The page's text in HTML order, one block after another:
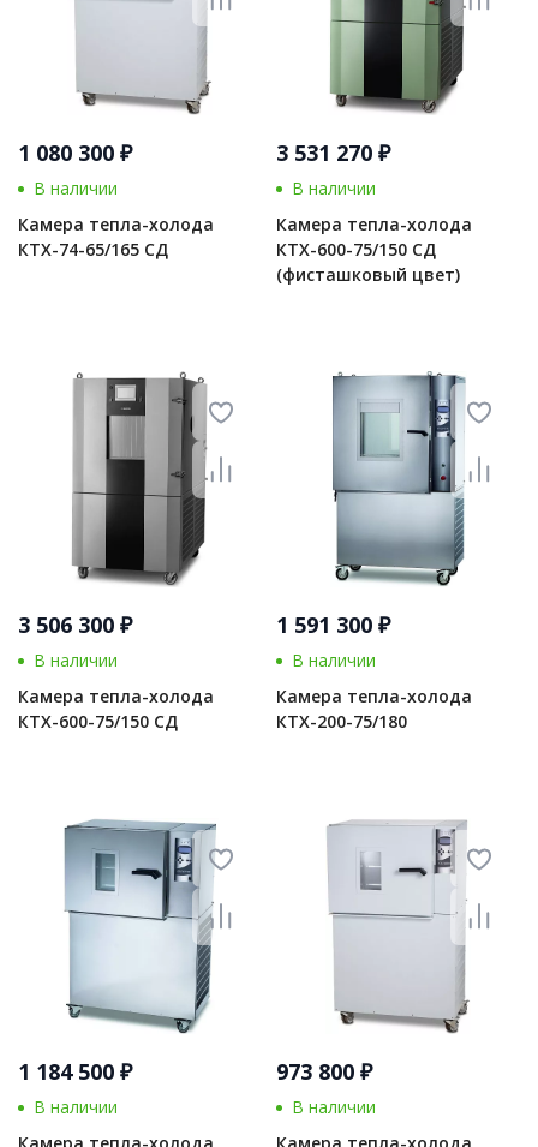
1 080 300 ₽
В наличии
Камера тепла-холода
КТХ-74-65/165 СД
3 531 270 ₽
В наличии
Камера тепла-холода
КТХ-600-75/150 СД
(фисташковый цвет)
3 506 300 ₽
В наличии
Камера тепла-холода
КТХ-600-75/150 СД
1 591 300 ₽
В наличии
Камера тепла-холода
КТХ-200-75/180
1 184 500 ₽
В наличии
973 800 ₽
В наличии